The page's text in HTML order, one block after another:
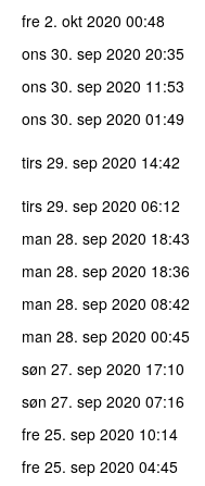
fre 2. okt 2020 00:48
ons 30. sep 2020 20:35
ons 30. sep 2020 11:53
ons 30. sep 2020 01:49
tirs 29. sep 2020 14:42
tirs 29. sep 2020 06:12
man 28. sep 2020 18:43
man 28. sep 2020 18:36
man 28. sep 2020 08:42
man 28. sep 2020 00:45
søn 27. sep 2020 17:10
søn 27. sep 2020 07:16
fre 25. sep 2020 10:14
fre 25. sep 2020 04:45